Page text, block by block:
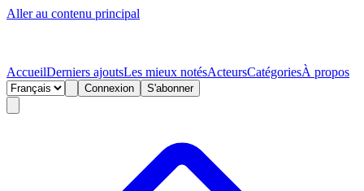
Aller au contenu principal
AccueilDerniers ajoutsLes mieux notésActeursCatégoriesÀ propos
Connexion S'abonner